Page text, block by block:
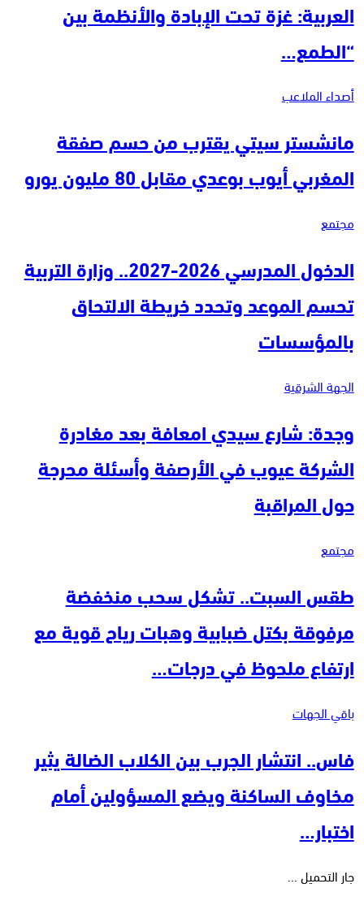
العربية: غزة تحت الإبادة والأنظمة بين
“الطمع…
أصداء الملاعب
مانشستر سيتي يقترب من حسم صفقة
المغربي أيوب بوعدي مقابل 80 مليون يورو
مجتمع
الدخول المدرسي 2026-2027.. وزارة التربية
تحسم الموعد وتحدد خريطة الالتحاق
بالمؤسسات
الجهة الشرقية
وجدة: شارع سيدي امعافة بعد مغادرة
الشركة عيوب في الأرصفة وأسئلة محرجة
حول المراقبة
مجتمع
طقس السبت.. تشكل سحب منخفضة
مرفوقة بكتل ضبابية وهبات رياح قوية مع
ارتفاع ملحوظ في درجات…
باقي الجهات
فاس.. انتشار الجرب بين الكلاب الضالة يثير
مخاوف الساكنة ويضع المسؤولين أمام
اختبار…
جار التحميل ...